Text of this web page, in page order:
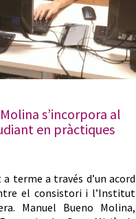
s’incorpora al
en pràctiques
a terme a través d’un acord
el consistori i l’Institut
Manuel Bueno Molina,